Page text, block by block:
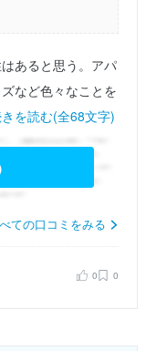
あると思う。アパ
など色々なことを
を読む(全68文字)
ての口コミをみる
0 0